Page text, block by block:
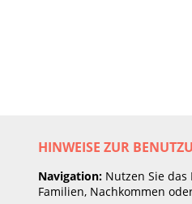
HINWEISE ZUR
Navigation: Nutzen Sie
Familien, Nachkommen